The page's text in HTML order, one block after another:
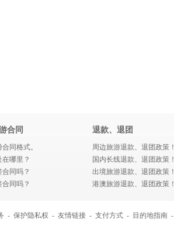
合同
同格式。
在哪里？
同吗？
同吗？
退款、退团
周边旅游退款、退团政策！
国内长线退款、退团政策！
出境旅游退款、退团政策！
港澳旅游退款、退团政策！
- 保护隐私权 - 友情链接 - 支付方式 - 目的地指南 -